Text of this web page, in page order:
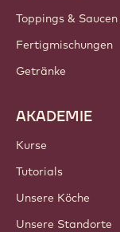
Toppings & Saucen
Fertigmischungen
Getränke
AKADEMIE
Kurse
Tutorials
Unsere Köche
Unsere Standorte